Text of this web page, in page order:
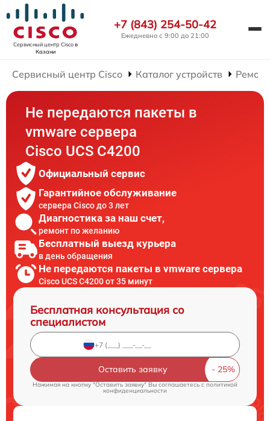
Сервисный центр Ciscoв
Казани
+7 (843) 254-50-42
Ежедневно с 9:00 до 21:00
Сервисный центр Cisco Каталог устройств
Не передаются пакеты в
vmware сервера
Cisco UCS C4200
Официальный сервис
Гарантийное обслуживание
сервера Cisco до 3 лет
Диагностика за наш счет,
ремонт по желанию
Бесплатный выезд курьера
в день обращения
Не передаются пакеты в vmware сервера
Cisco UCS C4200 от 35 минут
Бесплатная консультация со
специалистом
Оставить заявку
Нажимая на кнопку "Оставить заявку" Вы соглашаетесь cполитикой
конфиденциальности